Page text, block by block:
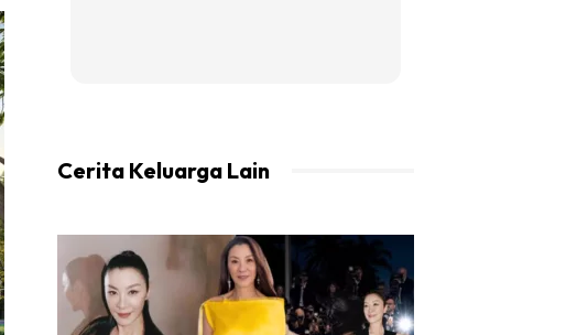
Cerita Keluarga Lain